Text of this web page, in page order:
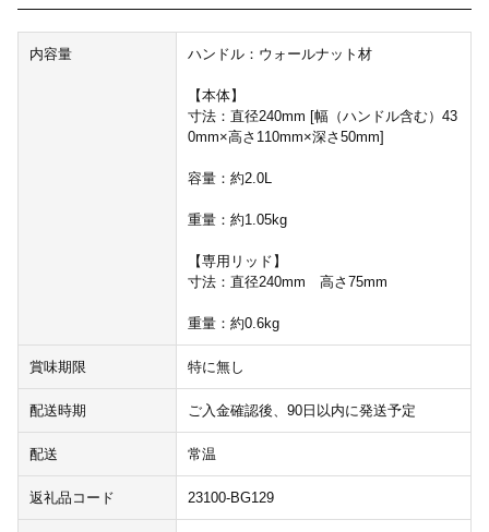
内容量 ハンドル：ウォールナット材
【本体】
寸法：直径240mm [幅（ハンドル含む）43
0mm×高さ110mm×深さ50mm]
容量：約2.0L
重量：約1.05kg
【専用リッド】
寸法：直径240mm 高さ75mm
重量：約0.6kg
賞味期限 特に無し
配送時期 ご入金確認後、90日以内に発送予定
配送 常温
返礼品コード 23100-BG129